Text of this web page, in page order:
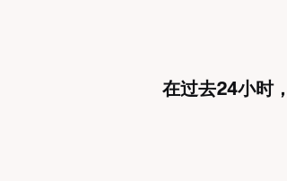
在过去24小时